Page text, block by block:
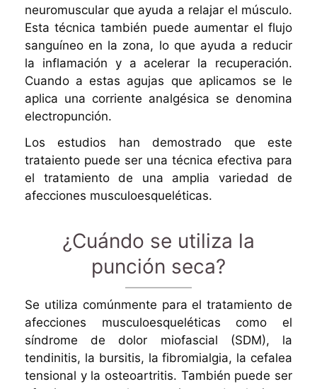
neuromuscular que ayuda a relajar el músculo.
Esta técnica también puede aumentar el flujo
sanguíneo en la zona, lo que ayuda a reducir
la inflamación y a acelerar la recuperación.
Cuando a estas agujas que aplicamos se le
aplica una corriente analgésica se denomina
electropunción.
Los estudios han demostrado que este
trataiento puede ser una técnica efectiva para
el tratamiento de una amplia variedad de
afecciones musculoesqueléticas.
¿Cuándo se utiliza la
punción seca?
Se utiliza comúnmente para el tratamiento de
afecciones musculoesqueléticas como el
síndrome de dolor miofascial (SDM), la
tendinitis, la bursitis, la fibromialgia, la cefalea
tensional y la osteoartritis. También puede ser